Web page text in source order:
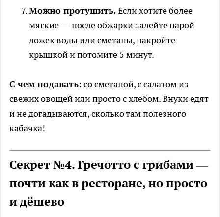
Можно протушить.Если хотите более
мягкие — после обжарки залейте парой
ложек воды или сметаны, накройте
крышкой и потомите 5 минут.
С чем подавать: со сметаной, с салатом из
свежих овощей или просто с хлебом. Внуки едят
и не догадываются, сколько там полезного
кабачка!
Секрет №4. Гречотто с грибами —
почти как в ресторане, но просто
и дёшево